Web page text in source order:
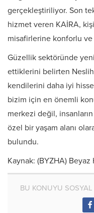
gerçekleştiriliyor. Son
hizmet veren KAİRA,
misafirlerine konforlu
Güzellik sektöründe
ettiklerini belirten
kendilerini daha iyi
bizim için en önemli
merkezi değil,
özel bir yaşam alanı
bulundu.
Kaynak: (BYZHA) Beyaz
BU KONUYU